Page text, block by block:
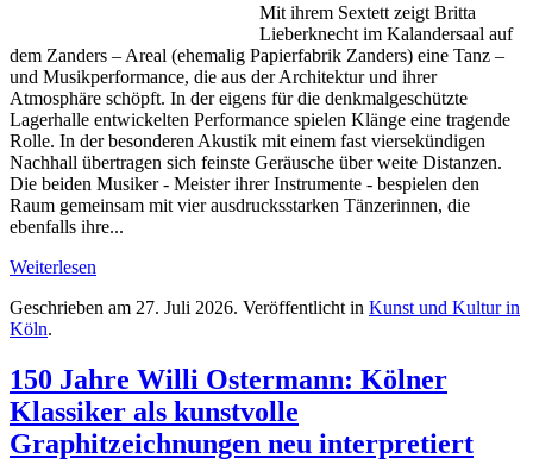
Mit ihrem Sextett zeigt Britta
Lieberknecht im Kalandersaal auf
dem Zanders – Areal (ehemalig Papierfabrik Zanders) eine Tanz –
und Musikperformance, die aus der Architektur und ihrer
Atmosphäre schöpft. In der eigens für die denkmalgeschützte
Lagerhalle entwickelten Performance spielen Klänge eine tragende
Rolle. In der besonderen Akustik mit einem fast viersekündigen
Nachhall übertragen sich feinste Geräusche über weite Distanzen.
Die beiden Musiker - Meister ihrer Instrumente - bespielen den
Raum gemeinsam mit vier ausdrucksstarken Tänzerinnen, die
ebenfalls ihre...
Weiterlesen
Geschrieben am 27. Juli 2026. Veröffentlicht in Kunst und Kultur in
Köln.
150 Jahre Willi Ostermann: Kölner
Klassiker als kunstvolle
Graphitzeichnungen neu interpretiert